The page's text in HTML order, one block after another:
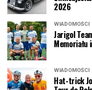
2026
WIADOMOŚCI
Jarigol
Memoriału
WIADOMOŚCI
Hat-trick